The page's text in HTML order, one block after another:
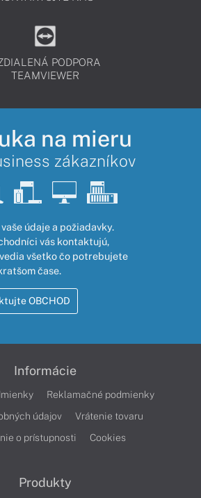
PODPORA
TEAMVIEWER
na mieru
zákazníkov
údaje a požiadavky.
vás kontaktujú,
všetko čo potrebujete
čase.
OBCHOD
Informácie
Reklamačné podmienky
údajov
Vrátenie tovaru
o prístupnosti
Cookies
Produkty